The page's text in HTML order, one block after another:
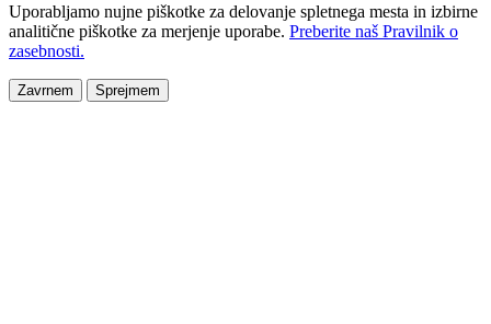
Uporabljamo nujne piškotke za delovanje spletnega mesta in izbirne
analitične piškotke za merjenje uporabe. Preberite naš Pravilnik o
zasebnosti.
Zavrnem Sprejmem